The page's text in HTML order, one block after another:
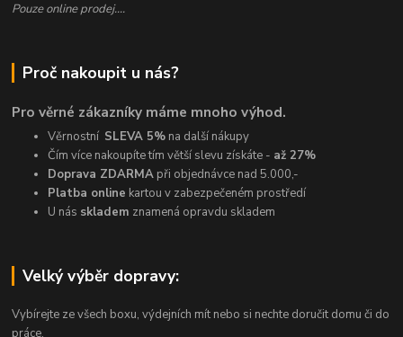
Pouze online prodej....
Proč nakoupit u nás?
Pro věrné zákazníky máme mnoho výhod.
Věrnostní SLEVA 5% na další nákupy
Čím více nakoupíte tím větší slevu získáte - až 27%
Doprava ZDARMA při objednávce nad 5.000,-
Platba online kartou v zabezpečeném prostředí
U nás skladem znamená opravdu skladem
Velký výběr dopravy:
Vybírejte ze všech boxu, výdejních mít nebo si nechte doručit domu či do
práce.